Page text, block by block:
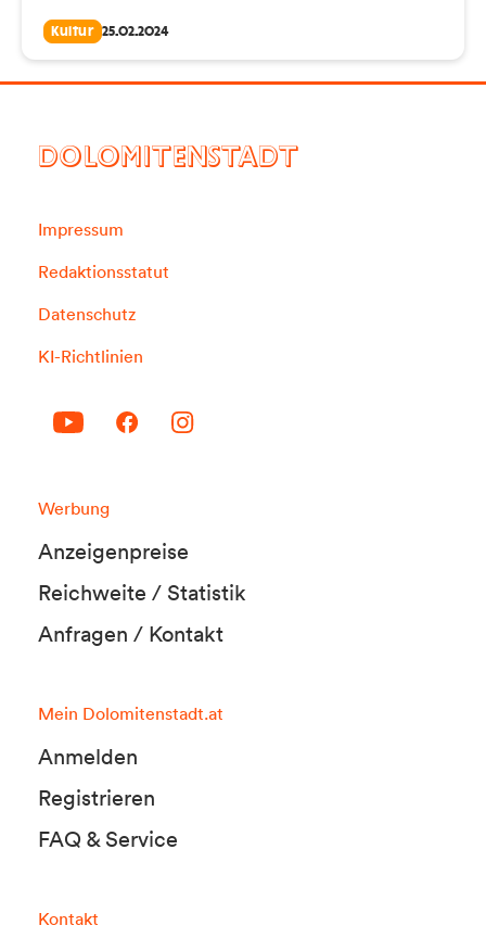
Kultur 25.02.2024
DOLOMITENSTADT
Impressum
Redaktionsstatut
Datenschutz
KI-Richtlinien
Werbung
Anzeigenpreise
Reichweite / Statistik
Anfragen / Kontakt
Mein Dolomitenstadt.at
Anmelden
Registrieren
FAQ & Service
Kontakt